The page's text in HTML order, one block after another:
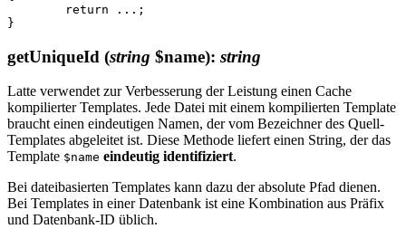
getUniqueId (string $name): string
Latte verwendet zur Verbesserung der Leistung einen Cache
kompilierter Templates. Jede Datei mit einem kompilierten Template
braucht einen eindeutigen Namen, der vom Bezeichner des Quell-
Templates abgeleitet ist. Diese Methode liefert einen String, der das
Template $name eindeutig identifiziert.
Bei dateibasierten Templates kann dazu der absolute Pfad dienen.
Bei Templates in einer Datenbank ist eine Kombination aus Präfix
und Datenbank-ID üblich.